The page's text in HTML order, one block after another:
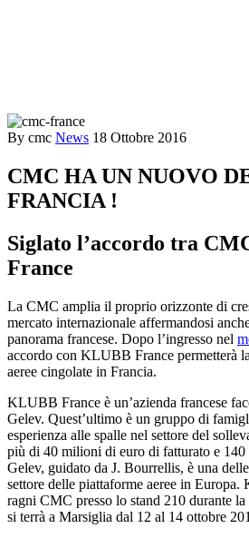
By cmc News 18 Ottobre 2016
CMC HA UN NUOVO
FRANCIA !
Siglato l’accordo tra
France
La CMC amplia il proprio orizzonte di
mercato internazionale affermandosi
panorama francese. Dopo l’ingresso nel
accordo con KLUBB France permetterà
aeree cingolate in Francia.
KLUBB France è un’azienda francese
Gelev. Quest’ultimo è un gruppo di
esperienza alle spalle nel settore del
più di 40 milioni di euro di fatturato e
Gelev, guidato da J. Bourrellis, è una
settore delle piattaforme aeree in
ragni CMC presso lo stand 210 durante
si terrà a Marsiglia dal 12 al 14 ottobre